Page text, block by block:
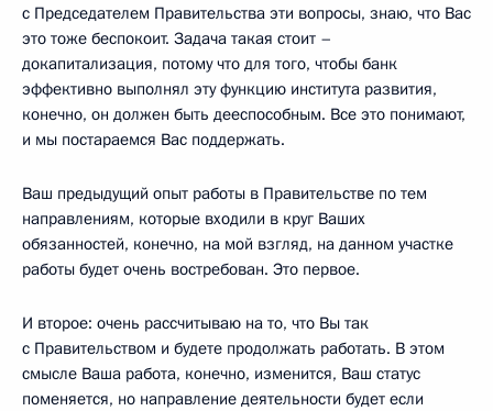
с Председателем Правительства эти вопросы, знаю, что Вас
это тоже беспокоит. Задача такая стоит –
докапитализация, потому что для того, чтобы банк
эффективно выполнял эту функцию института развития,
конечно, он должен быть дееспособным. Все это понимают,
и мы постараемся Вас поддержать.
Ваш предыдущий опыт работы в Правительстве по тем
направлениям, которые входили в круг Ваших
обязанностей, конечно, на мой взгляд, на данном участке
работы будет очень востребован. Это первое.
И второе: очень рассчитываю на то, что Вы так
с Правительством и будете продолжать работать. В этом
смысле Ваша работа, конечно, изменится, Ваш статус
поменяется, но направление деятельности будет если